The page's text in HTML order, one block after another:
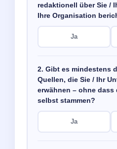
redaktionell über Sie /
Ihre Organisation
Ja
2. Gibt es mindestens
Quellen, die Sie / Ihr
erwähnen – ohne dass
selbst stammen?
Ja